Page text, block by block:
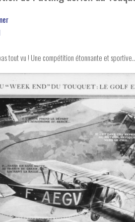
tout vu ! Une compétition étonnante et